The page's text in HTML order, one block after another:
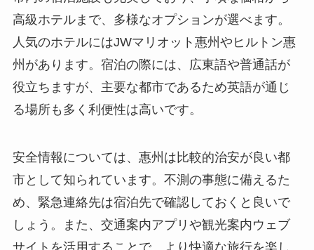
高級ホテルまで、多様なオプションが選べます。
人気のホテルにはJWマリオット惠州やヒルトン惠
州があります。宿泊の際には、広東語や普通話が
役立ちますが、主要な都市であるため英語が通じ
る場所も多く利便性は高いです。
市として知られています。不測の事態に備えるた
め、緊急連絡先は宿泊先で確認しておくと良いで
しょう。また、交通案内アプリや観光案内ウェブ
サイトを活用することで、より快適な旅行を楽し